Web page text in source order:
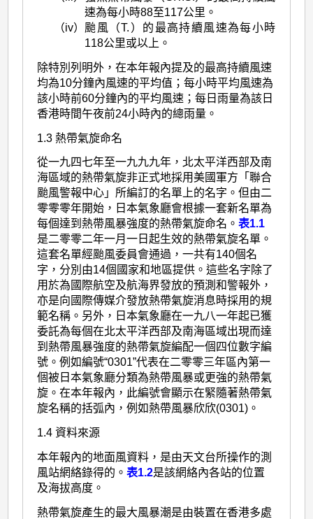
速為每小時88至117公里。
（iv） 颱風（T.）的最高持續風速為每小時
118公里或以上。
除特別列明外，在本年報內提及的最高持續風速
均為10分鐘內風速的平均值；每小時平均風速為
該小時前60分鐘內的平均風速；每日雨量為該日
香港時間午夜前24小時內的總雨量。
1.3 熱帶氣旋命名
從一九四七年至一九九九年，北太平洋西部及南
海區域的熱帶氣旋非正式地採用美國軍方「聯合
颱風警報中心」所編訂的名單上的名字。但由二
零零零年開始，日本氣象廳會根據一套新名單為
每個達到熱帶風暴強度的熱帶氣旋命名。表1.1
是二零零二年一月一日起生效的熱帶氣旋名單。
這套名單經颱風委員會通過，一共有140個名
字，分別由14個國家和地區提供。這些名字除了
用於為國際航空及航海界發放的預測和警報外，
亦是向國際傳媒介發放熱帶氣旋消息時採用的規
範名稱。另外，日本氣象廳在一九八一年起已獲
委託為每個在北太平洋西部及南海區域出現而達
到熱帶風暴強度的熱帶氣旋編配一個四位數字編
號。例如編號“0301”代表在二零零三年區內第一
個被日本氣象廳分類為熱帶風暴或更強的熱帶氣
旋。在本年報內，此編號會顯示在緊隨著熱帶氣
旋名稱的括弧內，例如熱帶風暴欣欣(0301)。
1.4 資料來源
本年報內的地面風資料，是由天文台所操作的測
風站網絡錄得的。表1.2是該網絡內各站的位置
及海拔高度。
熱帶氣旋產生的最大風暴潮是由裝置在香港多處